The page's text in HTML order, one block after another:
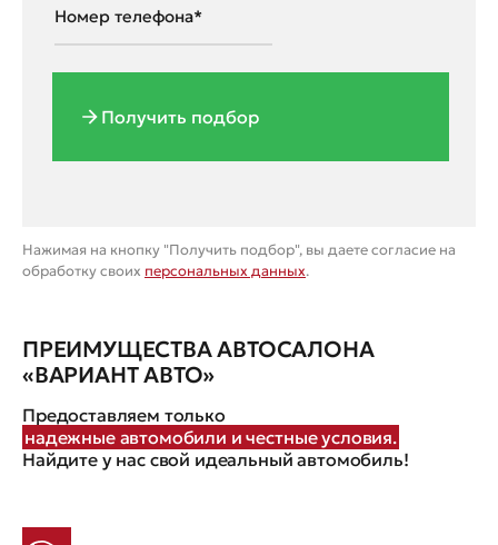
Получить подбор
Нажимая на кнопку "Получить подбор", вы даете согласие на
обработку своих персональных данных.
ПРЕИМУЩЕСТВА АВТОСАЛОНА
«ВАРИАНТ АВТО»
Предоставляем только
надежные автомобили и честные условия.
Найдите у нас свой идеальный автомобиль!